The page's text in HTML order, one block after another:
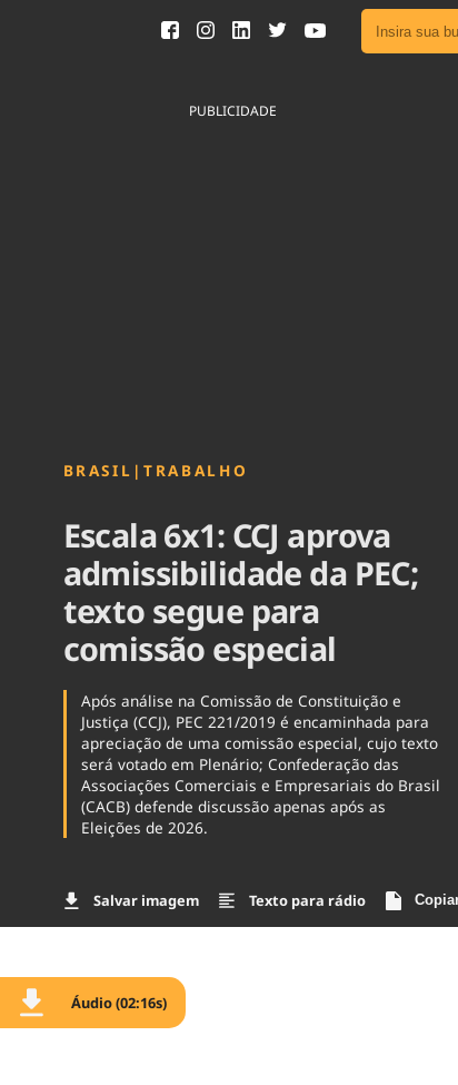
Ver
Brasil
PUBLICIDADE
BRASIL |TRABALHO
Escala 6x1: CCJ aprova
admissibilidade da PEC;
texto segue para
comissão especial
Após análise na Comissão de Constituição e
Justiça (CCJ), PEC 221/2019 é encaminhada para
apreciação de uma comissão especial, cujo texto
será votado em Plenário; Confederação das
Associações Comerciais e Empresariais do Brasil
(CACB) defende discussão apenas após as
Eleições de 2026.
Salvar imagem Texto para rádio
Áudio (02:16s)